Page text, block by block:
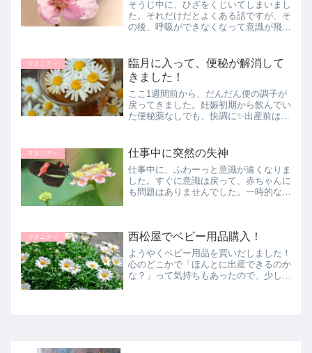
そうじ中に、ひざをくじいてしまいまし
た。それだけだとよくある話ですが、そ
の後、呼吸ができなくなって意識が飛び
った～
マタニティ
臨月に入って、便秘が解消して
きました！
ここ1週間前から、だんだん便の調子が
戻ってきました。妊娠初期から飲んでい
た便秘薬なしでも、快調に✨出産前はホ
マタニティ 仕事中に突然の失神
仕事中に、ふわーっと意識が遠くなりま
した。すぐに意識は戻って、赤ちゃんに
も問題はありませんでした。一時的な血
マタニティ 西松屋でベビー用品購入！
ようやくベビー用品を買いだしました！
心のどこかで「ほんとに出産できるのか
な？」って気持ちもあったので、少した